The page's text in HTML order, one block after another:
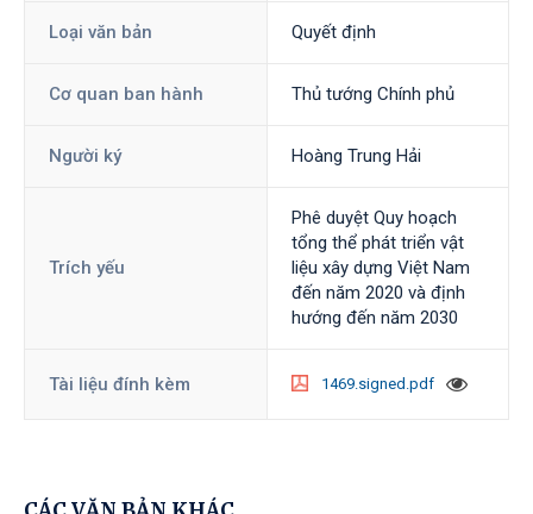
Loại văn bản Quyết định
Cơ quan ban hành Thủ tướng Chính phủ
Người ký Hoàng Trung Hải
Trích yếu
Phê duyệt Quy hoạch
tổng thể phát triển vật
liệu xây dựng Việt Nam
đến năm 2020 và định
hướng đến năm 2030
Tài liệu đính kèm 1469.signed.pdf